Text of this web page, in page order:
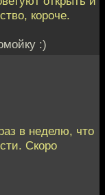
короче.
:)
в неделю, что
Скоро